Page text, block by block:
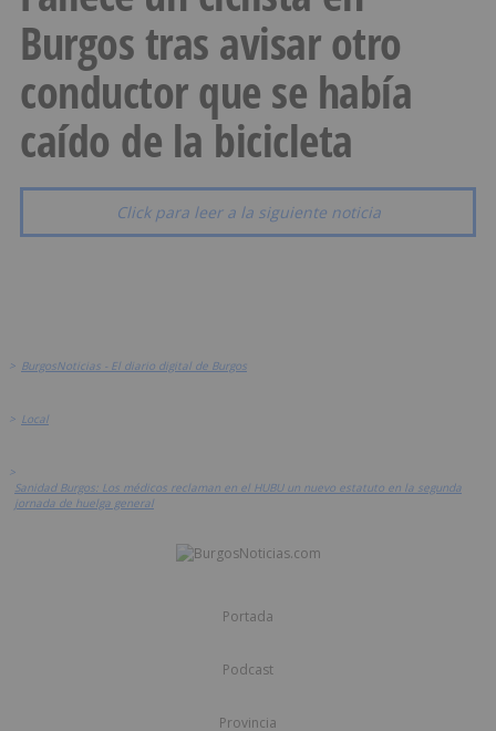
Burgos tras avisar otro
conductor que se había
caído de la bicicleta
Click para leer a la siguiente noticia
> BurgosNoticias - El diario digital de Burgos
> Local
>
Sanidad Burgos: Los médicos reclaman en el HUBU un nuevo estatuto en la segunda
jornada de huelga general
Portada
Podcast
Provincia